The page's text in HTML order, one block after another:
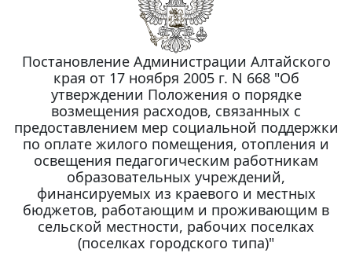
Постановление Администрации Алтайского
края от 17 ноября 2005 г. N 668 "Об
утверждении Положения о порядке
возмещения расходов, связанных с
предоставлением мер социальной поддержки
по оплате жилого помещения, отопления и
освещения педагогическим работникам
образовательных учреждений,
финансируемых из краевого и местных
бюджетов, работающим и проживающим в
сельской местности, рабочих поселках
(поселках городского типа)"